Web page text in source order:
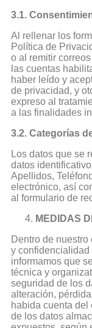
3.1.
Al rellenar los
Política de
o al remitir
las cuentas
haber leído y
de privacidad, y
expreso al
a las finalidades
3.2. Categorías
Los datos que se
datos
Apellidos,
electrónico, así
al formulario de
MEDIDAS
Dentro de
y confidencialidad
informamos que
técnica y
seguridad de los
alteración,
habida cuenta del
de los datos